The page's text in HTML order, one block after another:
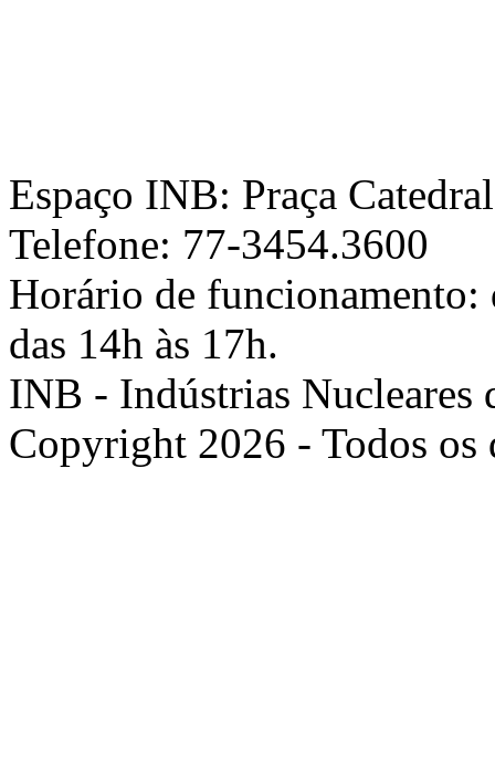
Espaço INB: Praça
Telefone: 77-3454.3600
Horário de funcionamento:
das 14h às 17h.
INB - Indústrias
Copyright 2026 - Todos os